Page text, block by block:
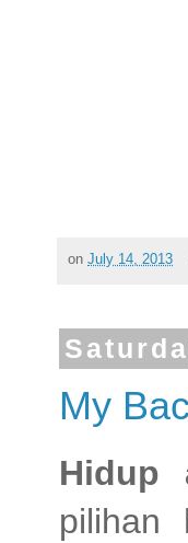
on July 14, 2013
My
Hidup
pilihan